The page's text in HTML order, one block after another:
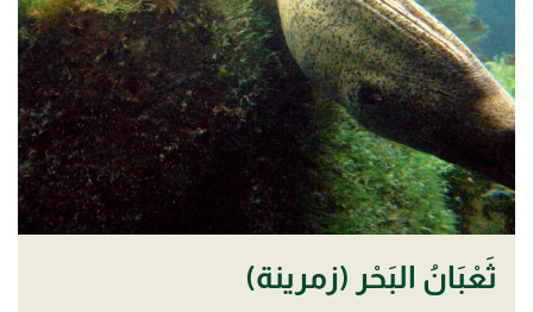
ثَعْبَانُ البَحْر (زمرينة)